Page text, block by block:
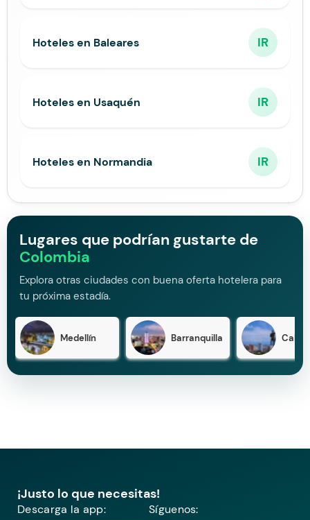
Hoteles en Baleares IR
Hoteles en Usaquén IR
Hoteles en Normandia IR
Lugares que podrían gustarte de
Colombia
Explora otras ciudades con buena oferta hotelera para
tu próxima estadía.
Medellín Barranquilla Cali
¡Justo lo que necesitas!
Descarga la app: Síguenos: